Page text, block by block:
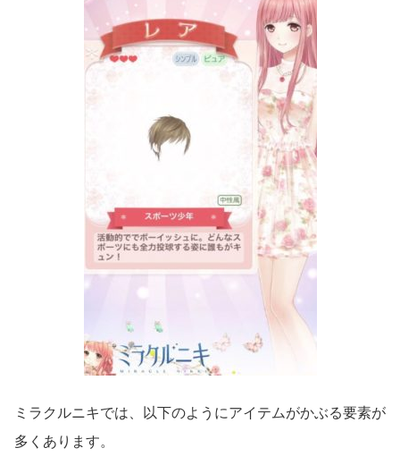
ミラクルニキでは、以下のようにアイテムがかぶる要素が
多くあります。